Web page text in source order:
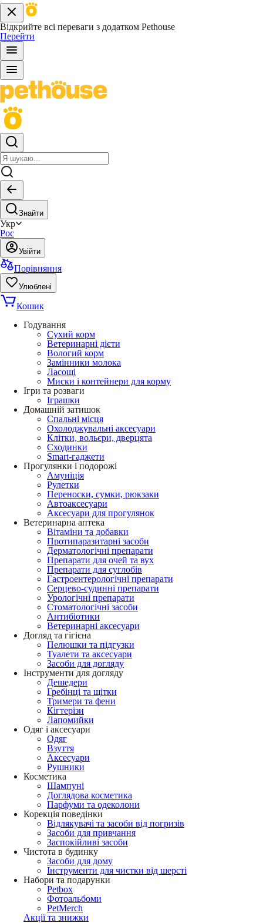
Відкрийте всі переваги з додатком Pethouse
Перейти
Знайти
Укр
Рос
Увійти
Порівняння
Улюблені
Кошик
Годування
Сухий корм
Ветеринарні дієти
Вологий корм
Замінники молока
Ласощі
Миски і контейнери для корму
Ігри та розваги
Іграшки
Домашній затишок
Спальні місця
Охолоджувальні аксесуари
Клітки, вольєри, дверцята
Сходинки
Smart-гаджети
Прогулянки і подорожі
Амуніція
Рулетки
Переноски, сумки, рюкзаки
Автоаксесуари
Аксесуари для прогулянок
Ветеринарна аптека
Вітаміни та добавки
Протипаразитарні засоби
Дерматологічні препарати
Препарати для очей та вух
Препарати для суглобів
Гастроентерологічні препарати
Серцево-судинні препарати
Урологічні препарати
Стоматологічні засоби
Антибіотики
Ветеринарні аксесуари
Догляд та гігієна
Пелюшки та підгузки
Туалети та аксесуари
Засоби для догляду
Інструменти для догляду
Дешедери
Гребінці та щітки
Тримери та фени
Кігтерізи
Лапомийки
Одяг і аксесуари
Одяг
Взуття
Аксесуари
Рушники
Косметика
Шампуні
Доглядова косметика
Парфуми та одеколони
Корекція поведінки
Відлякувачі та засоби від погризів
Засоби для привчання
Заспокійливі засоби
Чистота в будинку
Засоби для дому
Інструменти для чистки від шерсті
Набори та подарунки
Petbox
Фотоальбоми
PetMerch
Акції та знижки